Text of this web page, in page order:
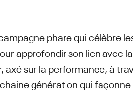
phare qui célèbre
approfondir son lien avec
axé sur la performance, à
génération qui façonne